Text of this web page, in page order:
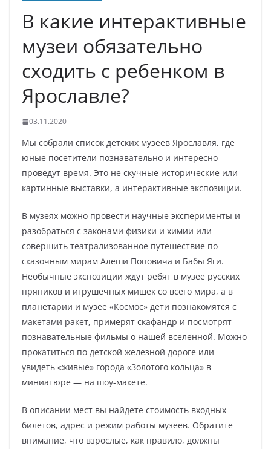
В какие интерактивные
музеи обязательно
сходить с ребенком в
Ярославле?
03.11.2020
Мы собрали список детских музеев Ярославля, где
юные посетители познавательно и интересно
проведут время. Это не скучные исторические или
картинные выставки, а интерактивные экспозиции.
В музеях можно провести научные эксперименты и
разобраться с законами физики и химии или
совершить театрализованное путешествие по
сказочным мирам Алеши Поповича и Бабы Яги.
Необычные экспозиции ждут ребят в музее русских
пряников и игрушечных мишек со всего мира, а в
планетарии и музее «Космос» дети познакомятся с
макетами ракет, примерят скафандр и посмотрят
познавательные фильмы о нашей вселенной. Можно
прокатиться по детской железной дороге или
увидеть «живые» города «Золотого кольца» в
миниатюре — на шоу-макете.
В описании мест вы найдете стоимость входных
билетов, адрес и режим работы музеев. Обратите
внимание, что взрослые, как правило, должны